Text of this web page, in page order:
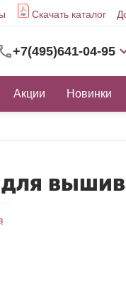
Скачать каталог
+7(495)641-04-95
Акции Новинки